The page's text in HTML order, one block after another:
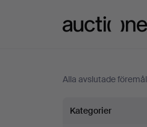
Alla avslutade föremål
Mynt
Kategorier